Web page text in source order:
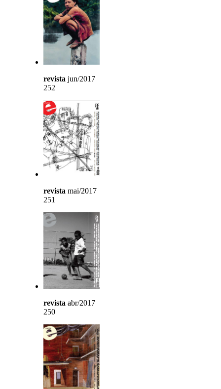
revista jun/2017
252
revista mai/2017
251
revista abr/2017
250